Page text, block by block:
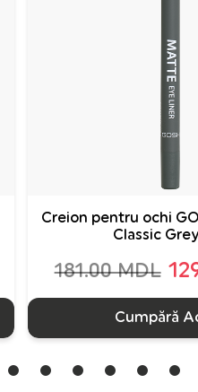
Creion pentru ochi
Classic
181.00 MDL
Cumpără